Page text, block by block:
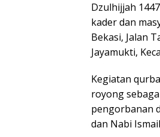
Dzulhijjah
kader dan
Bekasi, Jalan
Jayamukti,
Kegiatan
royong
pengorbanan
dan Nabi